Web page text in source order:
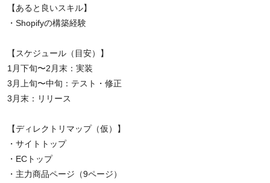
【あると良いスキル】
・Shopifyの構築経験
【スケジュール（目安）】
1月下旬〜2月末：実装
3月上旬〜中旬：テスト・修正
3月末：リリース
【ディレクトリマップ（仮）】
・サイトトップ
・ECトップ
・主力商品ページ（9ページ）